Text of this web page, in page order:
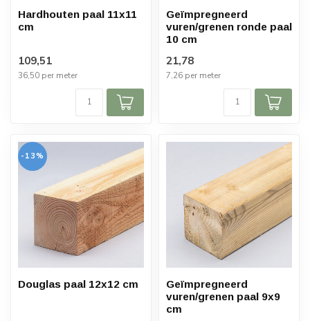
Hardhouten paal 11x11
cm
109,51
36,50 per meter
Geïmpregneerd
vuren/grenen ronde paal
10 cm
21,78
7,26 per meter
-13%
Douglas paal 12x12 cm
Geïmpregneerd
vuren/grenen paal 9x9
cm